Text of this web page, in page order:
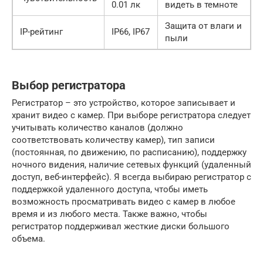
0.01 лк видеть в темноте
IP-рейтинг IP66, IP67
Защита от влаги и
пыли
Выбор регистратора
Регистратор – это устройство, которое записывает и
хранит видео с камер. При выборе регистратора следует
учитывать количество каналов (должно
соответствовать количеству камер), тип записи
(постоянная, по движению, по расписанию), поддержку
ночного видения, наличие сетевых функций (удаленный
доступ, веб-интерфейс). Я всегда выбираю регистратор с
поддержкой удаленного доступа, чтобы иметь
возможность просматривать видео с камер в любое
время и из любого места. Также важно, чтобы
регистратор поддерживал жесткие диски большого
объема.